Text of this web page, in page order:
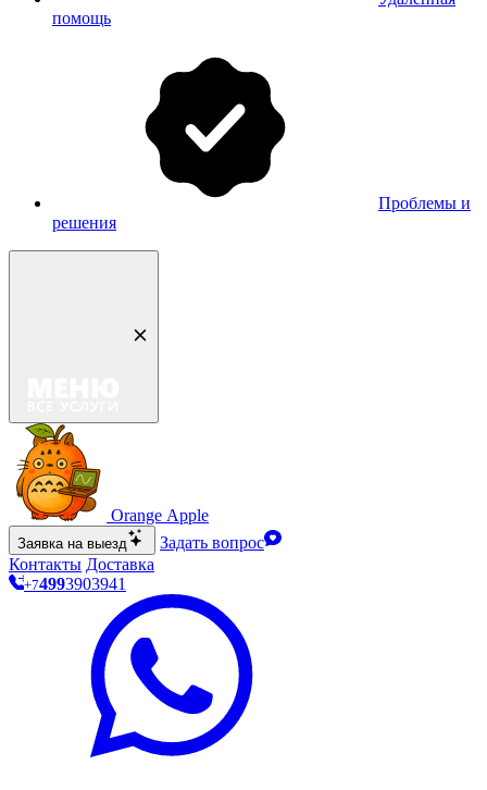
помощь
Проблемы и
решения
Orange Apple
Заявка на выезд
Задать вопрос
Контакты Доставка
+74993903941